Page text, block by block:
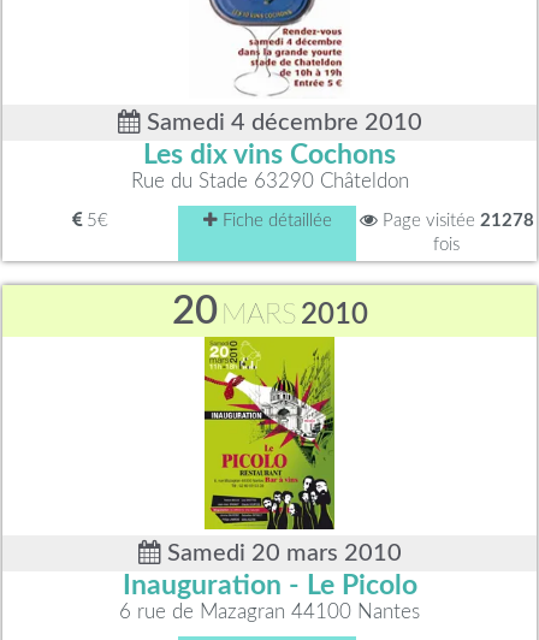
Samedi 4 décembre 2010
Les dix vins Cochons
Rue du Stade 63290 Châteldon
5€ Fiche détaillée Page visitée 21278
fois
20 MARS 2010
Samedi 20 mars 2010
Inauguration - Le Picolo
6 rue de Mazagran 44100 Nantes